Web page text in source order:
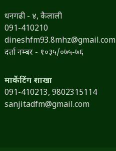
धनगढी - ४, कैलाली
091-410210
dineshfm93.8mhz@gmail.com
दर्ता नम्बर - १०३५/०७५-७६
मार्केटिंग शाखा
091-410213, 9802315114
sanjitadfm@gmail.com